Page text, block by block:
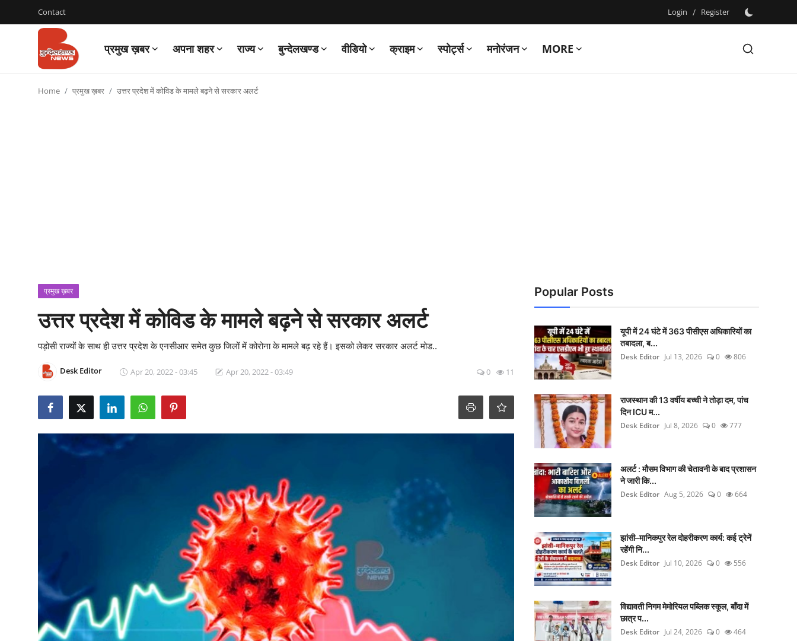
Contact Login / Register
प्रमुख ख़बर अपना शहर राज्य बुन्देलखण्ड वीडियो क्राइम स्पोर्ट्स मनोरंजन MORE
Login
Home प्रमुख ख़बर उत्तर प्रदेश में कोविड के मामले बढ़ने से सरकार अलर्ट
प्रमुख ख़बर
उत्तर प्रदेश में कोविड के मामले बढ़ने से सरकार अलर्ट
पड़ोसी राज्यों के साथ ही उत्तर प्रदेश के एनसीआर समेत कुछ जिलों में कोरोना के मामले बढ़ रहे हैं। इसको लेकर सरकार अलर्ट मोड..
Desk Editor Apr 20, 2022 - 03:45 Apr 20, 2022 - 03:49 0 11
Popular Posts
यूपी में 24 घंटे में 363 पीसीएस अधिकारियों का
तबादला, ब...
Desk Editor Jul 13, 2026 0 806
राजस्थान की 13 वर्षीय बच्ची ने तोड़ा दम, पांच
दिन ICU म...
Desk Editor Jul 8, 2026 0 777
अलर्ट : मौसम विभाग की चेतावनी के बाद प्रशासन
ने जारी कि...
Desk Editor Aug 5, 2026 0 664
झांसी–मानिकपुर रेल दोहरीकरण कार्य: कई ट्रेनें
रहेंगी नि...
Desk Editor Jul 10, 2026 0 556
विद्यावती निगम मेमोरियल पब्लिक स्कूल, बाँदा में
छात्र प...
Desk Editor Jul 24, 2026 0 464